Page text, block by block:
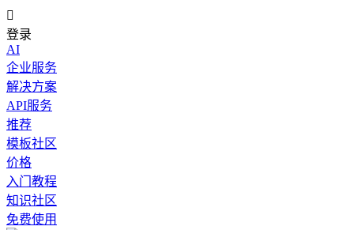

登录
AI
企业服务
解决方案
API服务
推荐
模板社区
价格
入门教程
知识社区
免费使用